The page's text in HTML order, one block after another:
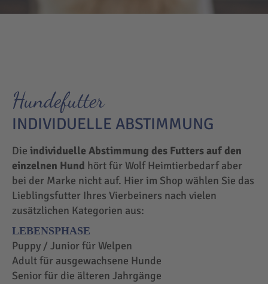
Hundefutter
INDIVIDUELLE ABSTIMMUNG
Die individuelle Abstimmung des Futters auf den
einzelnen Hund hört für Wolf Heimtierbedarf aber
bei der Marke nicht auf. Hier im Shop wählen Sie das
Lieblingsfutter Ihres Vierbeiners nach vielen
zusätzlichen Kategorien aus:
LEBENSPHASE
Puppy / Junior für Welpen
Adult für ausgewachsene Hunde
Senior für die älteren Jahrgänge